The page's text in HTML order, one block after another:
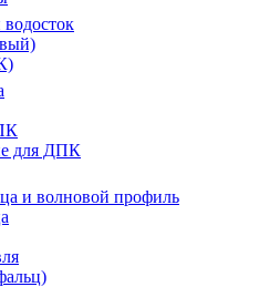
для ДПК
и волновой профиль